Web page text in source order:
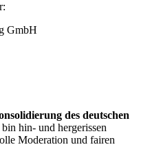
GmbH
des deutschen
hin- und hergerissen
Moderation und fairen